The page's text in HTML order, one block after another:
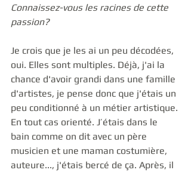
Connaissez-vous les racines de cette
passion?
Je crois que je les ai un peu décodées,
oui. Elles sont multiples. Déjà, j'ai la
chance d'avoir grandi dans une famille
d'artistes, je pense donc que j'étais un
peu conditionné à un métier artistique.
En tout cas orienté. J’étais dans le
bain comme on dit avec un père
musicien et une maman costumière,
auteure..., j'étais bercé de ça. Après, il